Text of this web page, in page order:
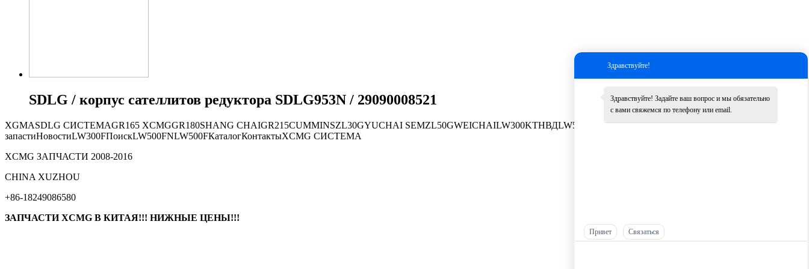
SDLG / корпус сателлитов редуктора SDLG953N / 29090008521
XGMASDLG СИСТЕМАGR165 XCMGGR180SHANG CHAIGR215CUMMINSZL30GYUCHAI SEMZL50GWEICHAILW300KТНВДLW500K
Другие
запастиНовостиLW300FПоискLW500FNLW500FКаталогКонтактыXCMG СИСТЕМА
XCMG ЗАПЧАСТИ 2008-2016
Здравствуйте!
Здравствуйте! Задайте ваш вопрос и мы обязательно
с вами свяжемся по телефону или email.
Привет Связаться
СHINA XUZHOU
+86-18249086580
ЗАПЧАСТИ XCMG В КИТАЯ!!! НИЖНЫЕ ЦЕНЫ!!!